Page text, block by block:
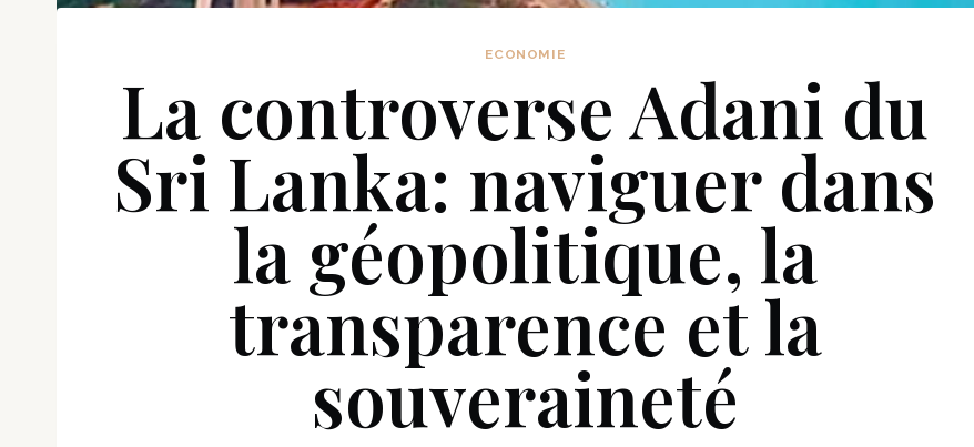
ECONOMIE
La controverse Adani du
Sri Lanka: naviguer dans
la géopolitique, la
transparence et la
souveraineté